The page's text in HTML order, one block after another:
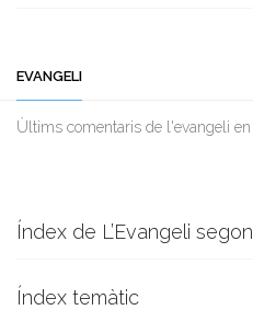
EVANGELI
Ùltims comentaris de l'evangeli en
Índex de L’Evangeli
Índex temàtic